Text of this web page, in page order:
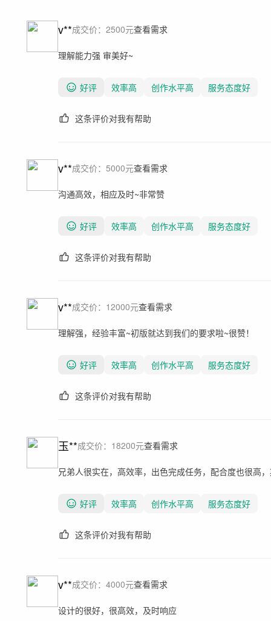
v**成交价： 2500元查看需求
理解能力强 审美好~
好评 效率高 创作水平高 服务态度好
这条评价对我有帮助
v**成交价： 5000元查看需求
沟通高效，相应及时~非常赞
好评 效率高 创作水平高 服务态度好
这条评价对我有帮助
v**成交价： 12000元查看需求
理解强，经验丰富~初版就达到我们的要求啦~很赞！
好评 效率高 创作水平高 服务态度好
这条评价对我有帮助
玉**成交价： 18200元查看需求
兄弟人很实在，高效率，出色完成任务，配合度也很高
好评 效率高 创作水平高 服务态度好
这条评价对我有帮助
v**成交价： 4000元查看需求
设计的很好，很高效，及时响应